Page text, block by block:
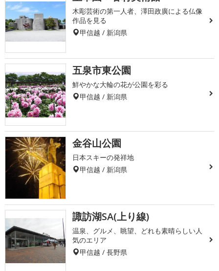
木彫芸術の第一人者、澤田政廣による仏像
作品を見る
甲信越 / 新潟県
五泉市東公園
鮮やかな大輪の花が公園を彩る
甲信越 / 新潟県
金谷山公園
日本スキーの発祥地
甲信越 / 新潟県
諏訪湖SA(上り線)
温泉、グルメ、眺望、どれも素晴らしい人
気のエリア
甲信越 / 長野県